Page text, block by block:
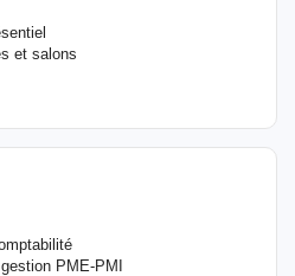
et salons
PME-PMI